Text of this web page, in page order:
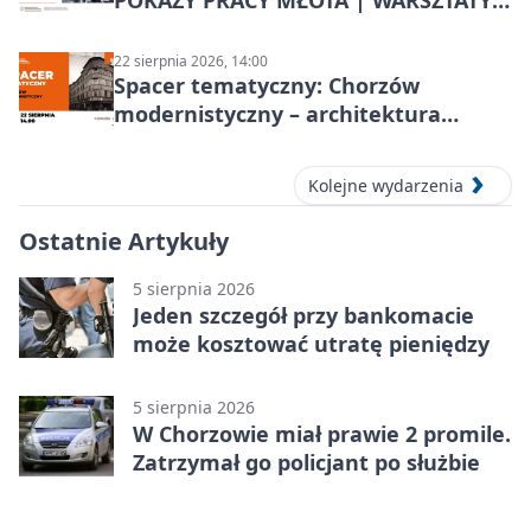
22 sierpnia 2026, 14:00
Spacer tematyczny: Chorzów
modernistyczny – architektura
Kolejne wydarzenia
Ostatnie Artykuły
5 sierpnia 2026
Jeden szczegół przy bankomacie
może kosztować utratę pieniędzy
5 sierpnia 2026
W Chorzowie miał prawie 2 promile.
Zatrzymał go policjant po służbie